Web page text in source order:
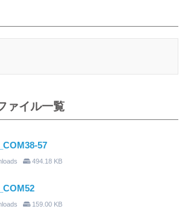
ァイル一覧
57
494.18 KB
159.00 KB